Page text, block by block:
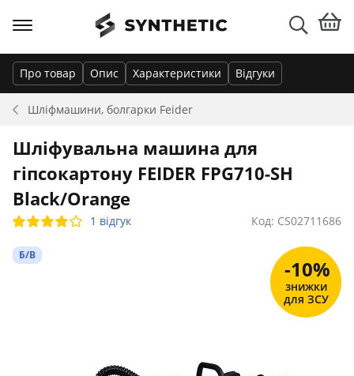
Шліфмашини, болгарки Feider
Про товар Опис Характеристики Відгуки
Шліфувальна машина для
гіпсокартону FEIDER FPG710-SH
Black/Orange
1 відгук Код: CS02711686
Б/В
-10%
знижки
для ЗСУ